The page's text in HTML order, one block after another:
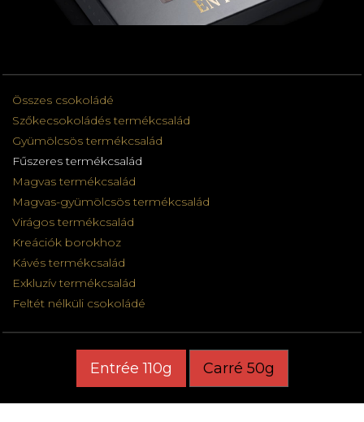
Összes csokoládé
Szőkecsokoládés termékcsalád
Gyümölcsös termékcsalád
Fűszeres termékcsalád
Magvas termékcsalád
Magvas-gyümölcsös termékcsalád
Virágos termékcsalád
Kreációk borokhoz
Kávés termékcsalád
Exkluzív termékcsalád
Feltét nélküli csokoládé
Entrée 110g Carré 50g